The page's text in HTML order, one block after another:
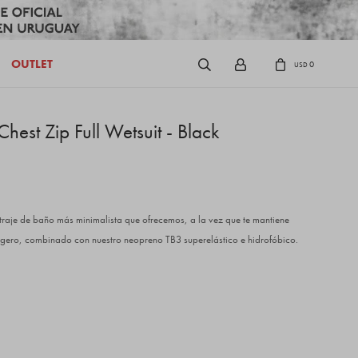
OUTLET USD0
Zip Full Wetsuit - Black
de baño más minimalista que ofrecemos, a la vez que te mantiene
combinado con nuestro neopreno TB3 superelástico e hidrofóbico.